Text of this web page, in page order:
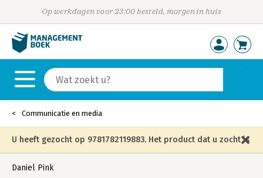
Op werkdagen voor 23:00 besteld, morgen in huis
Communicatie en media
U heeft gezocht op 9781782119883. Het product dat u zocht is
niet meer in die editie leverbaar en is vervangen door de
Daniel Pink